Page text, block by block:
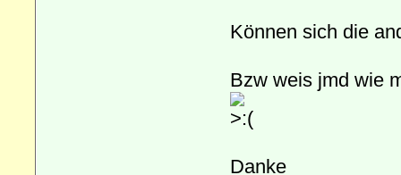
Können sich die
Bzw weis jmd wie
Danke